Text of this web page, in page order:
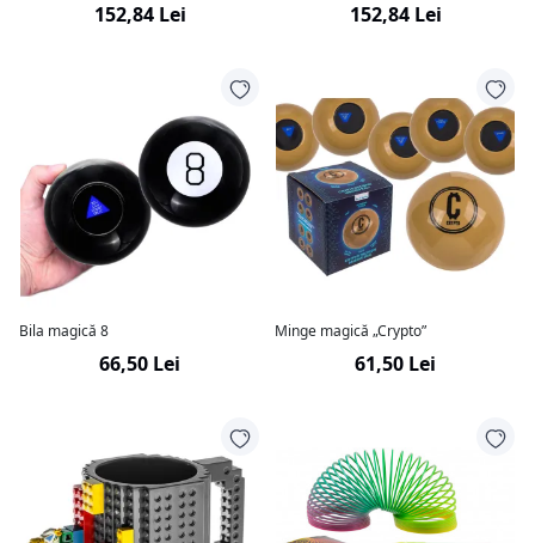
152,84 Lei 152,84 Lei
Bila magică 8
66,50 Lei
Minge magică „Crypto”
61,50 Lei